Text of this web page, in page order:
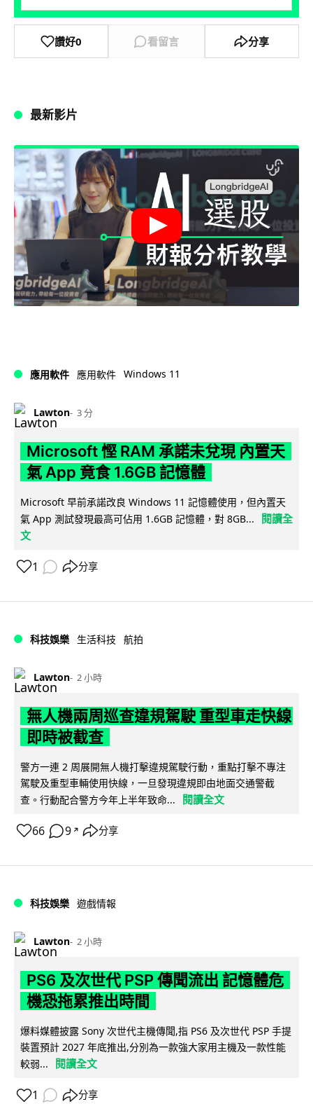
讚好0 看留言 分享
最新影片
應用軟件 應用軟件 Windows 11
Lawton 3 分
Microsoft 慳 RAM 承諾未兌現 內置天
氣 App 竟食 1.6GB 記憶體
Microsoft 早前承諾改良 Windows 11 記憶體使用，但內置天
氣 App 測試發現最高可佔用 1.6GB 記憶體，對 8GB...
閱讀全
文
1 分享
科技娛樂 生活科技 航拍
Lawton 2 小時
無人機兩周巡查違規駕駛 重型車走快線
即時被截查
警方一連 2 周展開無人機打擊違規駕駛行動，重點打擊不專注
駕駛及重型車輛使用快線，一旦發現違規即由地面交通警截
查。行動配合警方今年上半年致命...
閱讀全文
66 9 ↗ 分享
科技娛樂 遊戲情報
Lawton 2 小時
PS6 及次世代 PSP 傳聞流出 記憶體危
機恐拖累推出時間
爆料媒體披露 Sony 次世代主機傳聞,指 PS6 及次世代 PSP 手提
裝置預計 2027 年底推出,分別為一款強大家用主機及一款性能
較弱...
閱讀全文
1 分享